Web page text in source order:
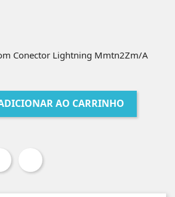
Conector Lightning Mmtn2Zm/A
AO CARRINHO